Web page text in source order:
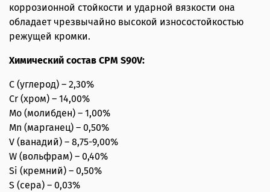
коррозионной стойкости и ударной вязкости она
обладает чрезвычайно высокой износостойкостью
режущей кромки.
Химический состав CPM S90V:
C (углерод) – 2,30%
Cr (хром) – 14,00%
Mo (молибден) – 1,00%
Mn (марганец) – 0,50%
V (ванадий) – 8,75-9,00%
W (вольфрам) – 0,40%
Si (кремний) – 0,50%
S (сера) – 0,03%